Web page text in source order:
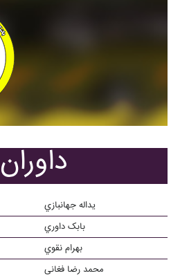
داوران
يداله جهانبازي
بابک داوري
بهرام نقوي
محمد رضا فغانی